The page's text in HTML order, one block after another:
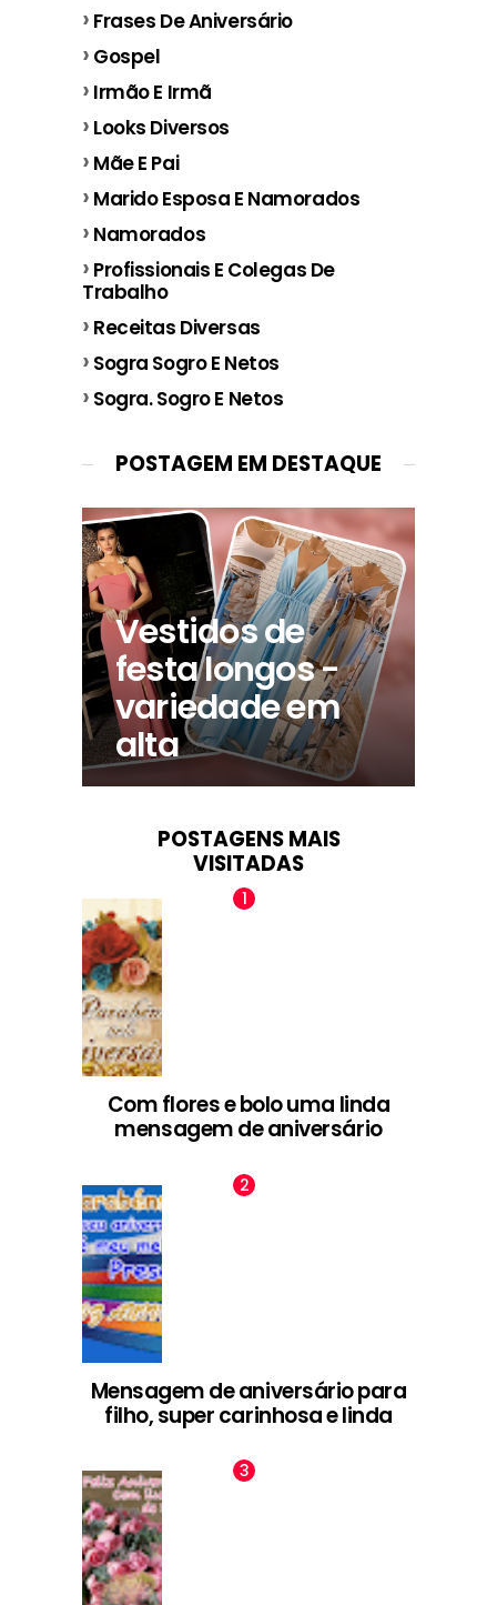
Frases De Aniversário
Gospel
Irmão E Irmã
Looks Diversos
Mãe E Pai
Marido Esposa E Namorados
Namorados
Profissionais E Colegas De
Trabalho
Receitas Diversas
Sogra Sogro E Netos
Sogra. Sogro E Netos
POSTAGEM EM DESTAQUE
Vestidos de
festa longos -
variedade em
alta
POSTAGENS MAIS
VISITADAS
Com flores e bolo uma linda
mensagem de aniversário
Mensagem de aniversário para
filho, super carinhosa e linda